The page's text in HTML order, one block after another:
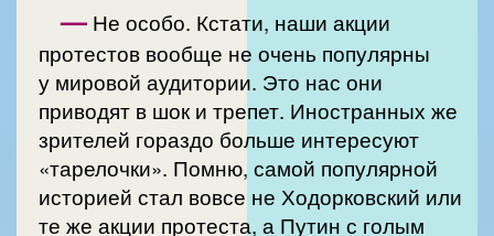
— Не особо. Кстати, наши акции
протестов вообще не очень популярны
у мировой аудитории. Это нас они
приводят в шок и трепет. Иностранных же
зрителей гораздо больше интересуют
«тарелочки». Помню, самой популярной
историей стал вовсе не Ходорковский или
те же акции протеста, а Путин с голым